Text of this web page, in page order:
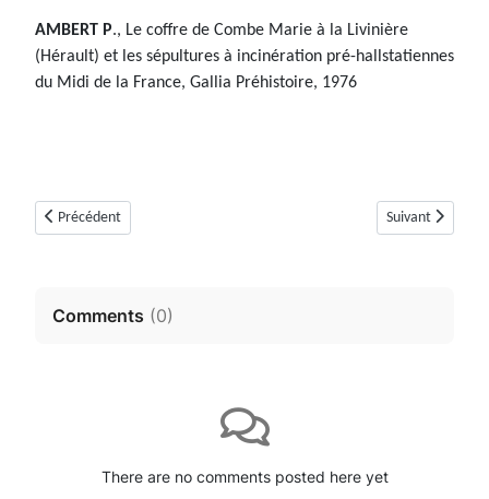
AMBERT P., Le coffre de Combe Marie à la Livinière
(Hérault) et les sépultures à incinération pré-hallstatiennes
du Midi de la France, Gallia Préhistoire, 1976
Article précédent : Dolmen de Colbas 2 ou Colle Basse 2 (Saint-Cézaire-
Précédent Article suivant :
Suivant
Comments (0)
There are no comments posted here yet